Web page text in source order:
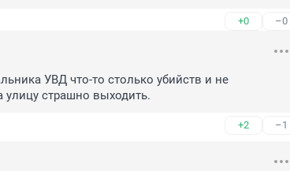
+0 –0
УВД что-то столько убийств и не
страшно выходить.
+2 –1